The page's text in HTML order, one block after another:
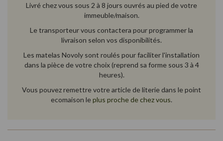
Livré chez vous sous 2 à 8 jours ouvrés au pied de votre
immeuble/maison.
Le transporteur vous contactera pour programmer la
livraison selon vos disponibilités.
Les matelas Novoly sont roulés pour faciliter l'installation
dans la pièce de votre choix (reprend sa forme sous 3 à 4
heures).
Vous pouvez remettre votre article de literie dans le point
ecomaison leplus proche de chez vous.